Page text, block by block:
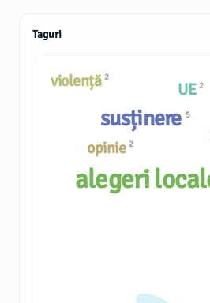
Taguri
susținere 5
opinie 2
UE 2
alegeri
violență 2